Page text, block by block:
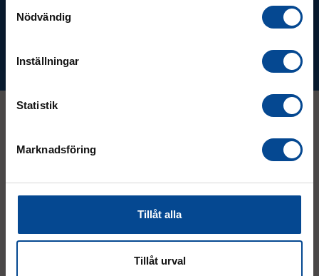
Nödvändig
Inställningar
Statistik
Marknadsföring
Tillåt alla
Tillåt urval
Kontakt
08 - 544 401 50
order@micrologistic.com